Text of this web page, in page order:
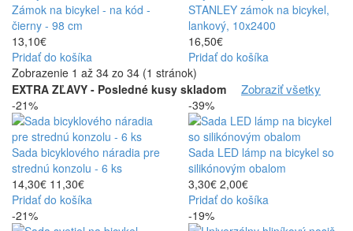
Zámok na bicykel - na kód -
čierny - 98 cm
13,10€
Pridať do košíka
STANLEY zámok na bicykel,
lankový, 10x2400
16,50€
Pridať do košíka
Zobrazenie 1 až 34 zo 34 (1 stránok)
EXTRA ZĽAVY - Posledné kusy skladom
Zobraziť všetky
-21%
Sada bicyklového náradia pre
strednú konzolu - 6 ks
14,30€ 11,30€
Pridať do košíka
-39%
Sada LED lámp na bicykel so
silikónovým obalom
3,30€ 2,00€
Pridať do košíka
-21%
-19%